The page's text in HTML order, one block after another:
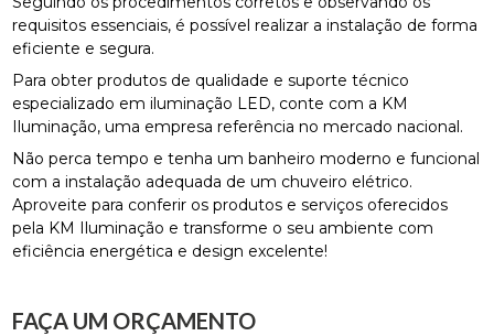
requisitos essenciais, é possível realizar a instalação de forma
eficiente e segura.
Para obter produtos de qualidade e suporte técnico
especializado em iluminação LED, conte com a KM
Iluminação, uma empresa referência no mercado nacional.
Não perca tempo e tenha um banheiro moderno e funcional
com a instalação adequada de um chuveiro elétrico.
Aproveite para conferir os produtos e serviços oferecidos
pela KM Iluminação e transforme o seu ambiente com
eficiência energética e design excelente!
FAÇA UM ORÇAMENTO